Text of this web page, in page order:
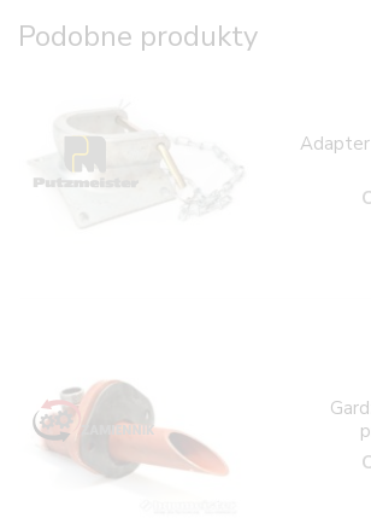
Podobne produkty
Adapter